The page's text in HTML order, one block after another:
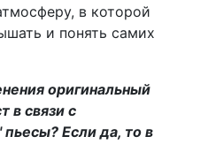
в которой
и понять самих
оригинальный
в связи с
Если да, то в